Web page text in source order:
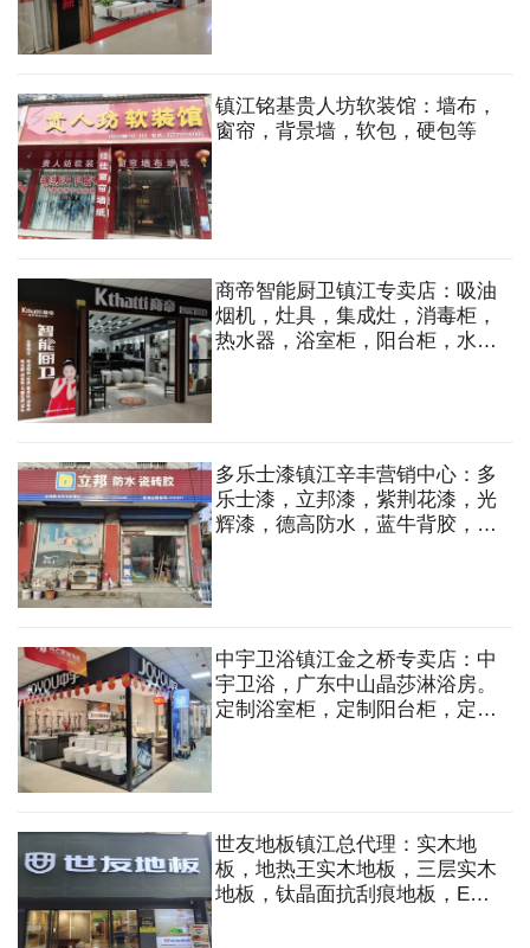
镇江铭基贵人坊软装馆：墙布，
窗帘，背景墙，软包，硬包等
商帝智能厨卫镇江专卖店：吸油
烟机，灶具，集成灶，消毒柜，
热水器，浴室柜，阳台柜，水
多乐士漆镇江辛丰营销中心：多
乐士漆，立邦漆，紫荆花漆，光
辉漆，德高防水，蓝牛背胶，立
中宇卫浴镇江金之桥专卖店：中
宇卫浴，广东中山晶莎淋浴房。
定制浴室柜，定制阳台柜，定制
世友地板镇江总代理：实木地
板，地热王实木地板，三层实木
地板，钛晶面抗刮痕地板，ENF